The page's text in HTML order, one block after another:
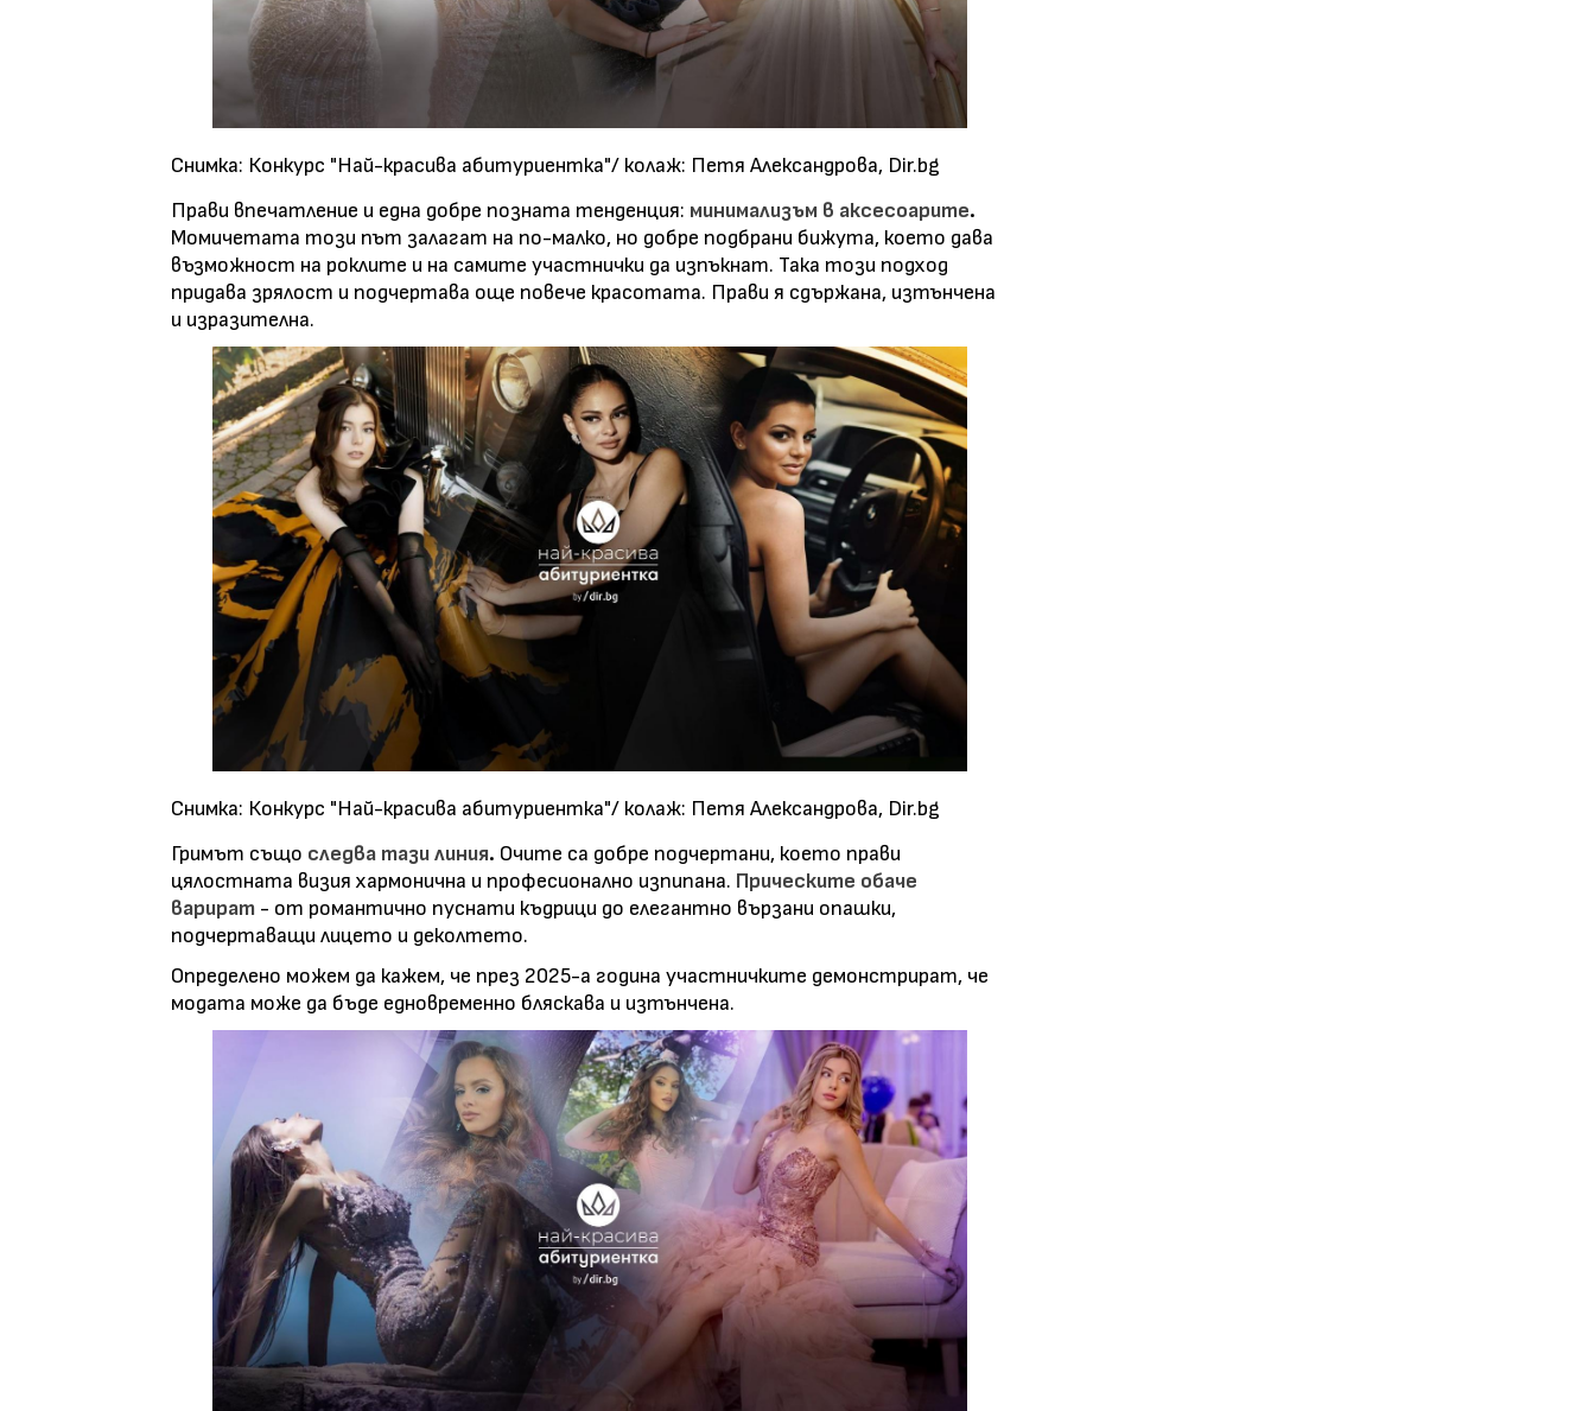
Снимка: Конкурс "Най-красива абитуриентка"/ колаж: Петя Александрова, Dir.bg
Прави впечатление и една добре позната тенденция: минимализъм в аксесоарите.
Момичетата този път залагат на по-малко, но добре подбрани бижута, което дава
възможност на роклите и на самите участнички да изпъкнат. Така този подход
придава зрялост и подчертава още повече красотата. Прави я сдържана, изтънчена
и изразителна.
Снимка: Конкурс "Най-красива абитуриентка"/ колаж: Петя Александрова, Dir.bg
Гримът също следва тази линия. Очите са добре подчертани, което прави
цялостната визия хармонична и професионално изпипана. Прическите обаче
варират - от романтично пуснати къдрици до елегантно вързани опашки,
подчертаващи лицето и деколтето.
Определено можем да кажем, че през 2025-а година участничките демонстрират, че
модата може да бъде едновременно бляскава и изтънчена.